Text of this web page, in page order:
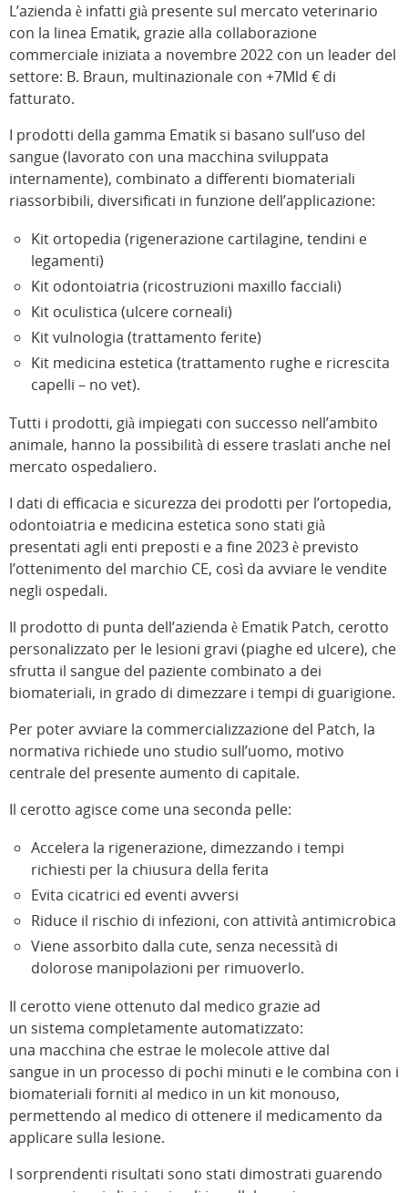
L’azienda è infatti già presente sul mercato veterinario
con la linea Ematik, grazie alla collaborazione
commerciale iniziata a novembre 2022 con un leader del
settore: B. Braun, multinazionale con +7Mld € di
fatturato.
I prodotti della gamma Ematik si basano sull’uso del
sangue (lavorato con una macchina sviluppata
internamente), combinato a differenti biomateriali
riassorbibili, diversificati in funzione dell’applicazione:
Kit ortopedia (rigenerazione cartilagine, tendini e
legamenti)
Kit odontoiatria (ricostruzioni maxillo facciali)
Kit oculistica (ulcere corneali)
Kit vulnologia (trattamento ferite)
Kit medicina estetica (trattamento rughe e ricrescita
capelli – no vet).
Tutti i prodotti, già impiegati con successo nell’ambito
animale, hanno la possibilità di essere traslati anche nel
mercato ospedaliero.
I dati di efficacia e sicurezza dei prodotti per l’ortopedia,
odontoiatria e medicina estetica sono stati già
presentati agli enti preposti e a fine 2023 è previsto
l’ottenimento del marchio CE, così da avviare le vendite
negli ospedali.
Il prodotto di punta dell’azienda è Ematik Patch, cerotto
personalizzato per le lesioni gravi (piaghe ed ulcere), che
sfrutta il sangue del paziente combinato a dei
biomateriali, in grado di dimezzare i tempi di guarigione.
Per poter avviare la commercializzazione del Patch, la
normativa richiede uno studio sull’uomo, motivo
centrale del presente aumento di capitale.
Il cerotto agisce come una seconda pelle:
Accelera la rigenerazione, dimezzando i tempi
richiesti per la chiusura della ferita
Evita cicatrici ed eventi avversi
Riduce il rischio di infezioni, con attività antimicrobica
Viene assorbito dalla cute, senza necessità di
dolorose manipolazioni per rimuoverlo.
Il cerotto viene ottenuto dal medico grazie ad
un sistema completamente automatizzato:
una macchina che estrae le molecole attive dal
sangue in un processo di pochi minuti e le combina con i
biomateriali forniti al medico in un kit monouso,
permettendo al medico di ottenere il medicamento da
applicare sulla lesione.
I sorprendenti risultati sono stati dimostrati guarendo